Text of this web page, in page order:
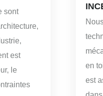
sont
est
le
en
est